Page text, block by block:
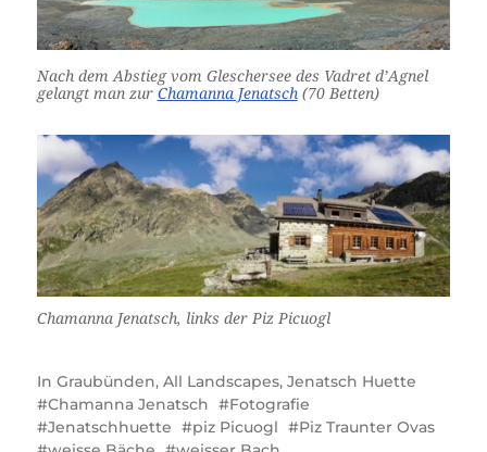
Nach dem Abstieg vom Gleschersee des Vadret d’Agnel
gelangt man zur Chamanna Jenatsch(70 Betten)
Chamanna Jenatsch, links der Piz Picuogl
In Graubünden, All Landscapes, Jenatsch Huette
Chamanna Jenatsch
Fotografie
Jenatschhuette
piz Picuogl
Piz Traunter Ovas